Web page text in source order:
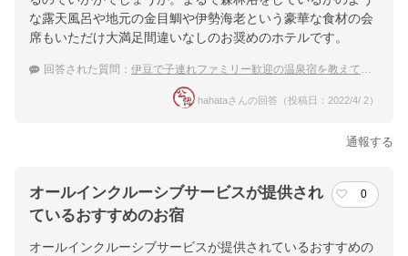
な露天風呂や地元の金目鯛や伊勢海老という豪華な食材の会
席もいただけ大満足間違いなしのお奨めのホテルです。
回答された質問： 伊豆で子連れファミリー歓迎の温泉宿を教えて下さい！
hahataさんの回答（投稿日：2022/4/ 2）
通報する
オールインクルーシブサービスが提供され
ているおすすめのお宿
0
オールインクルーシブサービスが提供されているおすすめの